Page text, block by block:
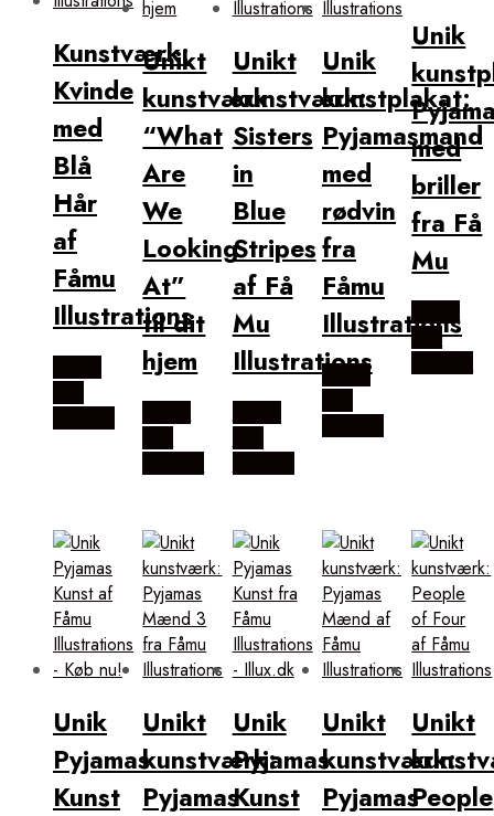
Kunstværk:
Kvinde
med
Blå
Hår
af
Fåmu
Illustrations
Unikt
kunstværk
“What
Are
We
Looking
At”
til dit
hjem
Unikt
kunstværk:
Sisters
in
Blue
Stripes
af Få
Mu
Illustrations
Unik
kunstplakat:
Pyjamasmand
med
rødvin
fra
Fåmu
Illustrations
Købes
Unik
med
briller
fra Få
Mu
Hos
Unik
Pyjamas
Kunst
Unikt
kunstværk:
Pyjamas
Unik
Pyjamas
Kunst
Unikt
kunstværk:
Pyjamas
Unikt
People